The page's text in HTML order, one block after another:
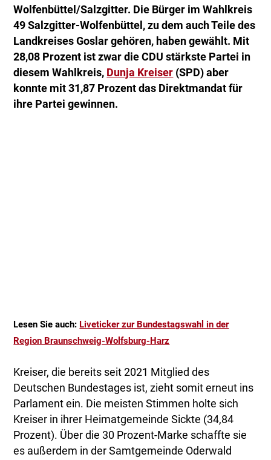
Wolfenbüttel/Salzgitter. Die Bürger im Wahlkreis
49 Salzgitter-Wolfenbüttel, zu dem auch Teile des
Landkreises Goslar gehören, haben gewählt. Mit
28,08 Prozent ist zwar die CDU stärkste Partei in
diesem Wahlkreis, Dunja Kreiser (SPD) aber
konnte mit 31,87 Prozent das Direktmandat für
ihre Partei gewinnen.
Lesen Sie auch: Liveticker zur Bundestagswahl in der
Region Braunschweig-Wolfsburg-Harz
Kreiser, die bereits seit 2021 Mitglied des
Deutschen Bundestages ist, zieht somit erneut ins
Parlament ein. Die meisten Stimmen holte sich
Kreiser in ihrer Heimatgemeinde Sickte (34,84
Prozent). Über die 30 Prozent-Marke schaffte sie
es außerdem in der Samtgemeinde Oderwald